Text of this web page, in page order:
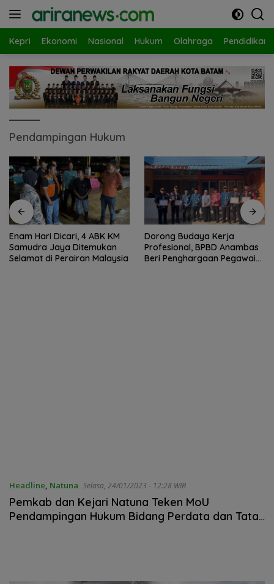
Kepri Ekonomi Nasional Hukum Olahraga Pendidikan
Pendampingan Hukum
Enam Hari Dicari, 4 ABK KM
Samudra Jaya Ditemukan
Selamat di Perairan Malaysia
Dorong Budaya Kerja
Profesional, BPBD Anambas
Beri Penghargaan Pegawai
Headline, Natuna Selasa, 24/01/2023 - 12:28 WIB
Pemkab dan Kejari Natuna Teken MoU
Pendampingan Hukum Bidang Perdata dan Tata